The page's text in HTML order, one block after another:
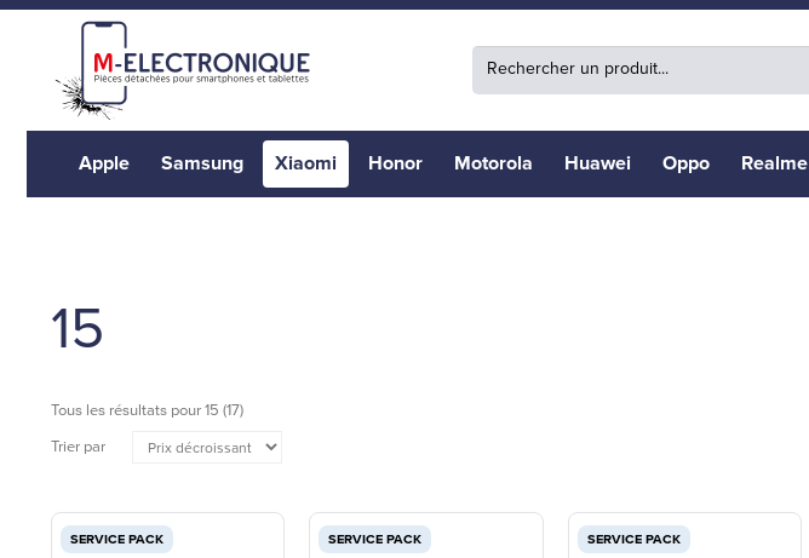
Apple Samsung Xiaomi Honor Motorola Huawei Oppo Realme
15
Tous les résultats pour15 (17)
Trier par
SERVICE PACK SERVICE PACK SERVICE PACK